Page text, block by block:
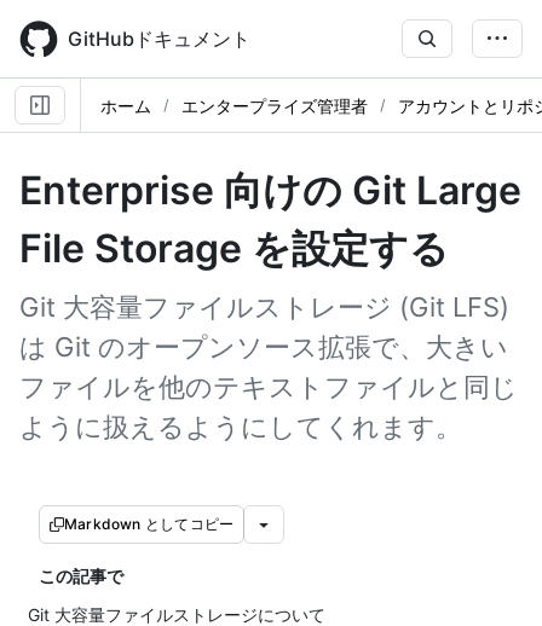
main
content
GitHubドキュメント
ホーム エンタープライズ管理者 アカウントとリポ
Enterprise 向けの Git Large
File Storage を設定する
Git 大容量ファイルストレージ (Git LFS)
は Git のオープンソース拡張で、大きい
ファイルを他のテキストファイルと同じ
ように扱えるようにしてくれます。
Markdown としてコピー
この記事で
Git 大容量ファイルストレージについて